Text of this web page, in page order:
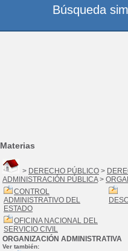
Materias
> DERECHO PÚBLICO >
ADMINISTRACIÓN PÚBLICA>
CONTROL
ADMINISTRATIVO DEL
ESTADO
OFICINA NACIONAL DEL
SERVICIO CIVIL
ORGANIZACIÓN ADMINISTRATIVA
Ver también:
Búsqueda